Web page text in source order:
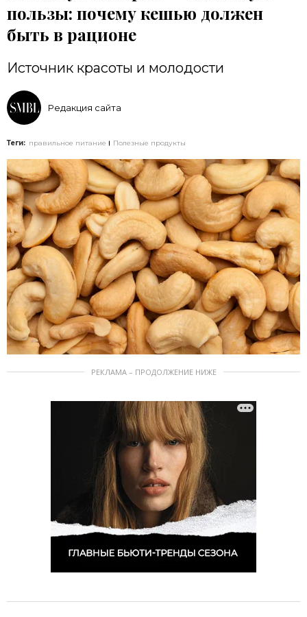
пользы: почему кешью должен
быть в рационе
Источник красоты и молодости
Редакция сайта
Теги: правильное питание Полезные продукты
РЕКЛАМА – ПРОДОЛЖЕНИЕ НИЖЕ